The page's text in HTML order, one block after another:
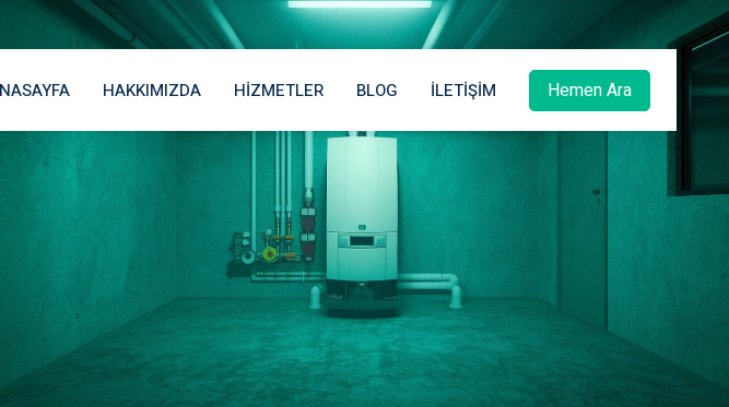
HAKKIMIZDA HIZMETLER BLOG İLETIŞIM Hemen Ara